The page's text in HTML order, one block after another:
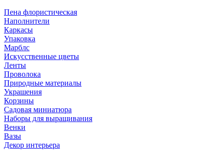
Пена флористическая
Наполнители
Каркасы
Упаковка
Марблс
Искусственные цветы
Ленты
Проволока
Природные материалы
Украшения
Корзины
Садовая миниатюра
Наборы для выращивания
Венки
Вазы
Декор интерьера